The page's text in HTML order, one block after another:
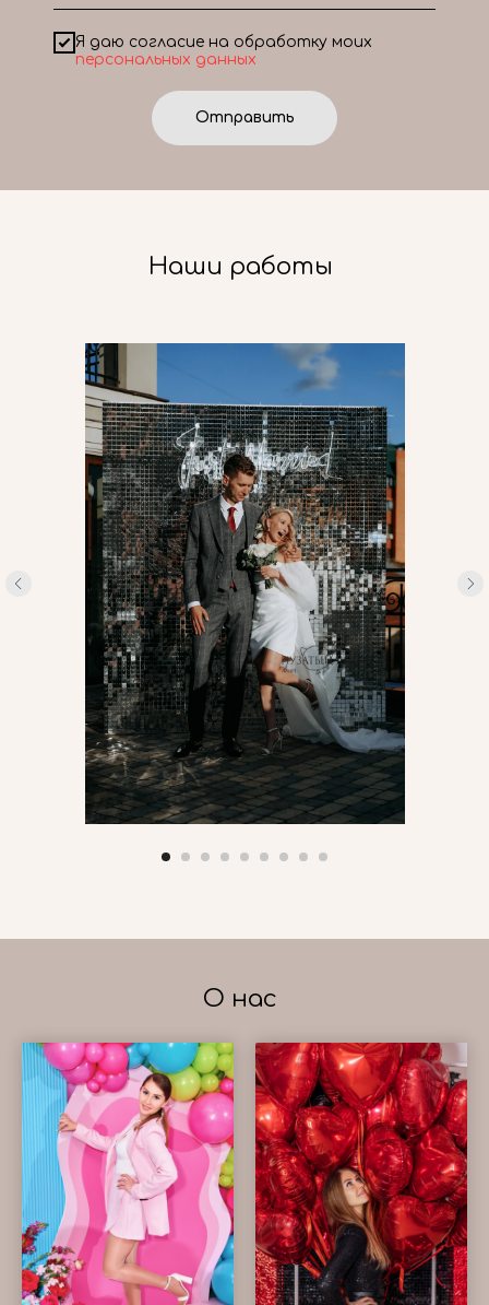
Я даю согласие на обработку моих
персональных данных
Отправить
Наши работы
О нас